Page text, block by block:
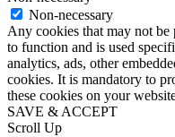
Non-necessary
Any cookies that may not be
to function and is used
analytics, ads, other
cookies. It is mandatory to
these cookies on your
SAVE & ACCEPT
Scroll Up